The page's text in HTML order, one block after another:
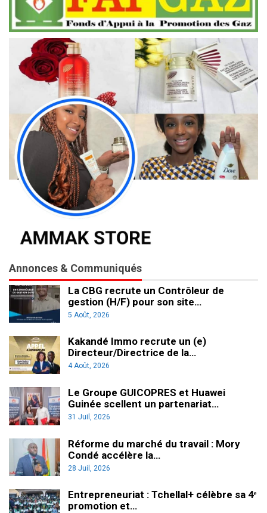
Annonces & Communiqués
La CBG recrute un Contrôleur de
gestion (H/F) pour son site…
5 Août, 2026
Kakandé Immo recrute un (e)
Directeur/Directrice de la…
4 Août, 2026
Le Groupe GUICOPRES et Huawei
Guinée scellent un partenariat…
31 Juil, 2026
Réforme du marché du travail : Mory
Condé accélère la…
28 Juil, 2026
Entrepreneuriat : Tchellal+ célèbre sa 4ᵉ
promotion et…